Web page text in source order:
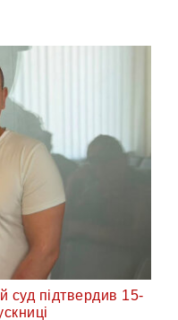
суд підтвердив 15-